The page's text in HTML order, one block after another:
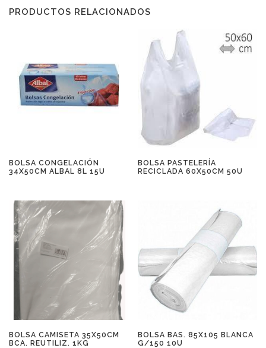
PRODUCTOS RELACIONADOS
BOLSA CONGELACIÓN
34X50CM ALBAL 8L 15U
BOLSA PASTELERÍA
RECICLADA 60X50CM 50U
BOLSA CAMISETA 35X50CM
BCA. REUTILIZ. 1KG
BOLSA BAS. 85X105 BLANCA
G/150 10U